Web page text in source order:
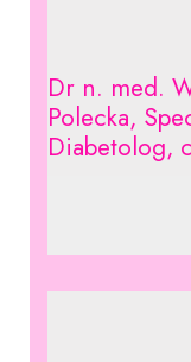
Dr n. med.
Polecka,
Diabetolog,